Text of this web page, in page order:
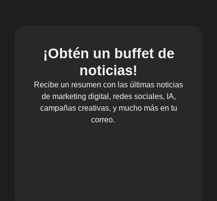
¡Obtén un buffet de
noticias!
Recibe un resumen con las últimas noticias
de marketing digital, redes sociales, IA,
campañas creativas, y mucho más en tu
correo.